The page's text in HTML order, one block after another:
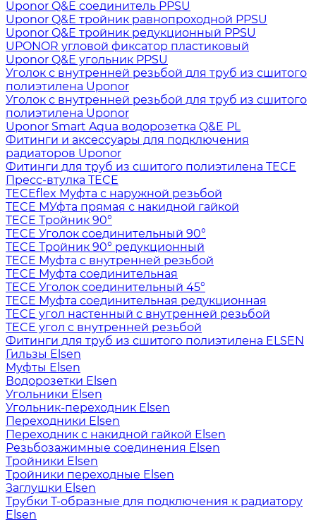
Uponor Q&E соединитель PPSU
Uponor Q&E тройник равнопроходной PPSU
Uponor Q&E тройник редукционный PPSU
UPONOR угловой фиксатор пластиковый
Uponor Q&E угольник PPSU
Уголок с внутренней резьбой для труб из сшитого
полиэтилена Uponor
Уголок с внутренней резьбой для труб из сшитого
полиэтилена Uponor
Uponor Smart Aqua водорозетка Q&E PL
Фитинги и аксессуары для подключения
радиаторов Uponor
Фитинги для труб из сшитого полиэтилена TECE
Пресс-втулка TECE
TECEflex Муфта с наружной резьбой
TECE МУфта прямая с накидной гайкой
TECE Тройник 90°
TECE Уголок соединительный 90°
TECE Тройник 90° редукционный
TECE Муфта с внутренней резьбой
TECE Муфта соединительная
TECE Уголок соединительный 45°
TECE Муфта соединительная редукционная
TECE угол настенный с внутренней резьбой
TECE угол с внутренней резьбой
Фитинги для труб из сшитого полиэтилена ELSEN
Гильзы Elsen
Муфты Elsen
Водорозетки Elsen
Угольники Elsen
Угольник-переходник Elsen
Переходники Elsen
Переходник с накидной гайкой Elsen
Резьбозажимные соединения Elsen
Тройники Elsen
Тройники переходные Elsen
Заглушки Elsen
Трубки T-образные для подключения к радиатору
Elsen